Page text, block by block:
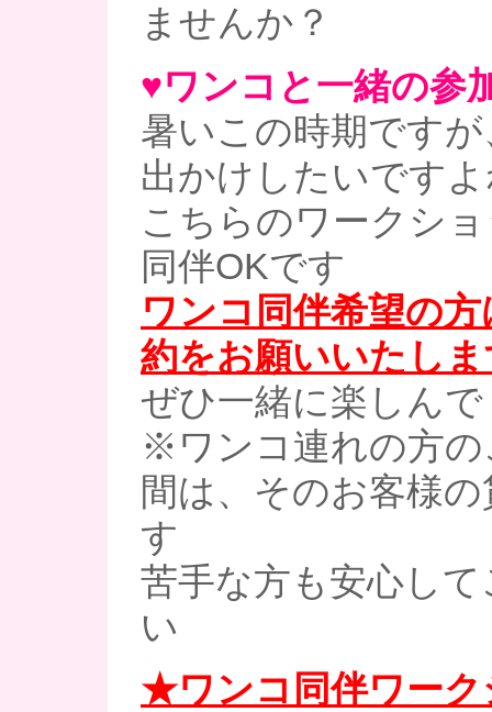
ませんか？
♥ワンコと一緒の参
暑いこの時期です
出かけしたいです
こちらのワークシ
同伴OKです
ワンコ同伴希望の
約をお願いいたし
ぜひ一緒に楽しん
※ワンコ連れの方の
間は、そのお客様
す
苦手な方も安心し
い
★ワンコ同伴ワーク